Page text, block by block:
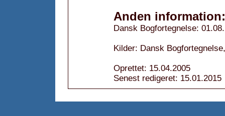
Anden information:
Dansk Bogfortegnelse:
Kilder: Dansk
Oprettet: 15.04.2005
Senest redigeret: 15.01.2015